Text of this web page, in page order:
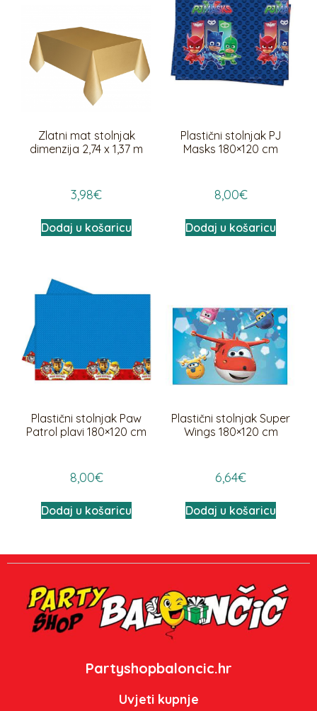
Zlatni mat stolnjak
dimenzija 2,74 x 1,37 m
3,98€
Dodaj u košaricu
Plastični stolnjak PJ
Masks 180×120 cm
8,00€
Dodaj u košaricu
Plastični stolnjak Paw
Patrol plavi 180×120 cm
8,00€
Dodaj u košaricu
Plastični stolnjak Super
Wings 180×120 cm
6,64€
Dodaj u košaricu
Partyshopbaloncic.hr
Uvjeti kupnje